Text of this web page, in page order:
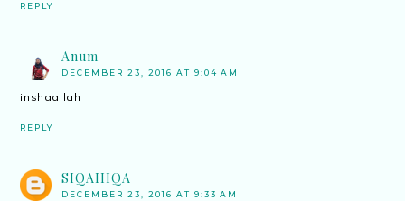
REPLY
Anum
DECEMBER 23, 2016 AT 9:04 AM
inshaallah
REPLY
SIQAHIQA
DECEMBER 23, 2016 AT 9:33 AM